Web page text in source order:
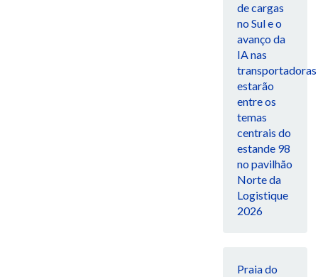
de cargas
no Sul e o
avanço da
IA nas
transportadoras
estarão
entre os
temas
centrais do
estande 98
no pavilhão
Norte da
Logistique
2026
Praia do